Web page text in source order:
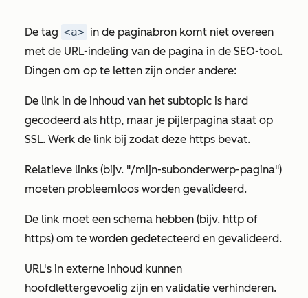
De tag <a> in de paginabron komt niet overeen
met de URL-indeling van de pagina in de SEO-tool.
Dingen om op te letten zijn onder andere:
De link in de inhoud van het subtopic is hard
gecodeerd als http, maar je pijlerpagina staat op
SSL. Werk de link bij zodat deze https bevat.
Relatieve links (bijv. "/mijn-subonderwerp-pagina")
moeten probleemloos worden gevalideerd.
De link moet een schema hebben (bijv. http of
https) om te worden gedetecteerd en gevalideerd.
URL's in externe inhoud kunnen
hoofdlettergevoelig zijn en validatie verhinderen.